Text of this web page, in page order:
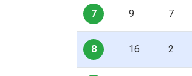
7 9 7
8 16 2